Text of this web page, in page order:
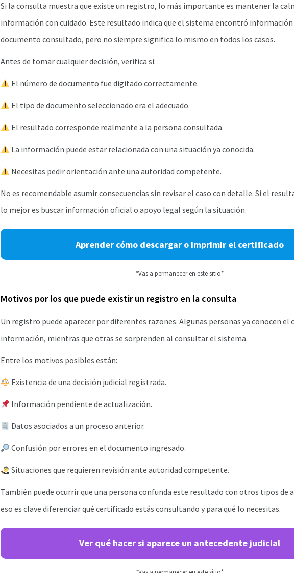
Si la consulta muestra que existe un registro, lo más importante es mantener la
información con cuidado. Este resultado indica que el sistema encontró información
documento consultado, pero no siempre significa lo mismo en todos los casos.
Antes de tomar cualquier decisión, verifica si:
El número de documento fue digitado correctamente.
El tipo de documento seleccionado era el adecuado.
El resultado corresponde realmente a la persona consultada.
La información puede estar relacionada con una situación ya conocida.
Necesitas pedir orientación ante una autoridad competente.
No es recomendable asumir consecuencias sin revisar el caso con detalle. Si el
lo mejor es buscar información oficial o apoyo legal según la situación.
Aprender cómo descargar o imprimir el certificado
*Vas a permanecer en este sitio*
Motivos por los que puede existir un registro en la consulta
Un registro puede aparecer por diferentes razones. Algunas personas ya conocen el
información, mientras que otras se sorprenden al consultar el sistema.
Entre los motivos posibles están:
Existencia de una decisión judicial registrada.
Información pendiente de actualización.
Datos asociados a un proceso anterior.
Confusión por errores en el documento ingresado.
Situaciones que requieren revisión ante autoridad competente.
También puede ocurrir que una persona confunda este resultado con otros tipos de
eso es clave diferenciar qué certificado estás consultando y para qué lo necesitas.
Ver qué hacer si aparece un antecedente judicial